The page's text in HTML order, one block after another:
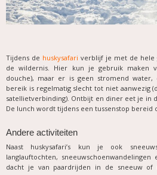
Tijdens de huskysafari verblijf je met de hele
de wildernis. Hier kun je gebruik maken
douche), maar er is geen stromend
bereik is regelmatig slecht tot niet aanwezig
satellietverbinding). Ontbijt en diner eet je in
De lunch wordt tijdens een tussenstop bereid
Andere activiteiten
Naast huskysafari’s kun je ook
langlauftochten,
dacht je van paardrijden in de sneeuw of